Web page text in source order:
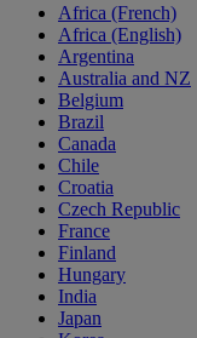
Africa (French)
Africa (English)
Argentina
Australia and NZ
Belgium
Brazil
Canada
Chile
Croatia
Czech Republic
France
Finland
Hungary
India
Japan